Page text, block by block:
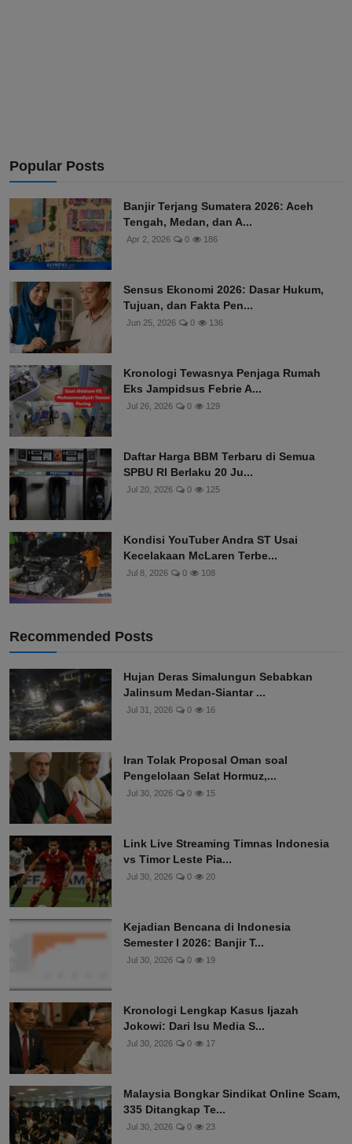
Popular Posts
Banjir Terjang Sumatera 2026: Aceh
Tengah, Medan, dan A...
Apr 2, 2026 0 186
Sensus Ekonomi 2026: Dasar Hukum,
Tujuan, dan Fakta Pen...
Jun 25, 2026 0 136
Kronologi Tewasnya Penjaga Rumah
Eks Jampidsus Febrie A...
Jul 26, 2026 0 129
Daftar Harga BBM Terbaru di Semua
SPBU RI Berlaku 20 Ju...
Jul 20, 2026 0 125
Kondisi YouTuber Andra ST Usai
Kecelakaan McLaren Terbe...
Jul 8, 2026 0 108
Recommended Posts
Hujan Deras Simalungun Sebabkan
Jalinsum Medan-Siantar ...
Jul 31, 2026 0 16
Iran Tolak Proposal Oman soal
Pengelolaan Selat Hormuz,...
Jul 30, 2026 0 15
Link Live Streaming Timnas Indonesia
vs Timor Leste Pia...
Jul 30, 2026 0 20
Kejadian Bencana di Indonesia
Semester I 2026: Banjir T...
Jul 30, 2026 0 19
Kronologi Lengkap Kasus Ijazah
Jokowi: Dari Isu Media S...
Jul 30, 2026 0 17
Malaysia Bongkar Sindikat Online Scam,
335 Ditangkap Te...
Jul 30, 2026 0 23